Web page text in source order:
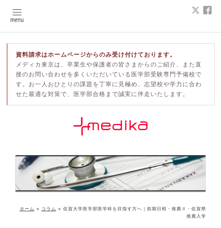
資料請求はホームページからのみ受け付けております。
メディカ東京は、卒業生や保護者の皆さまからのご紹介、また直
接のお問い合わせを多くいただいている医学部受験専門予備校で
す。お一人おひとりの課題を丁寧に見極め、志望校や学力に合わ
せた最適な対策で、医学部合格まで誠実に伴走いたします。
ホーム » コラム » 佐賀大学医学部医学科を目指す方へ｜前期日程・推薦Ⅱ・佐賀県
推薦入学